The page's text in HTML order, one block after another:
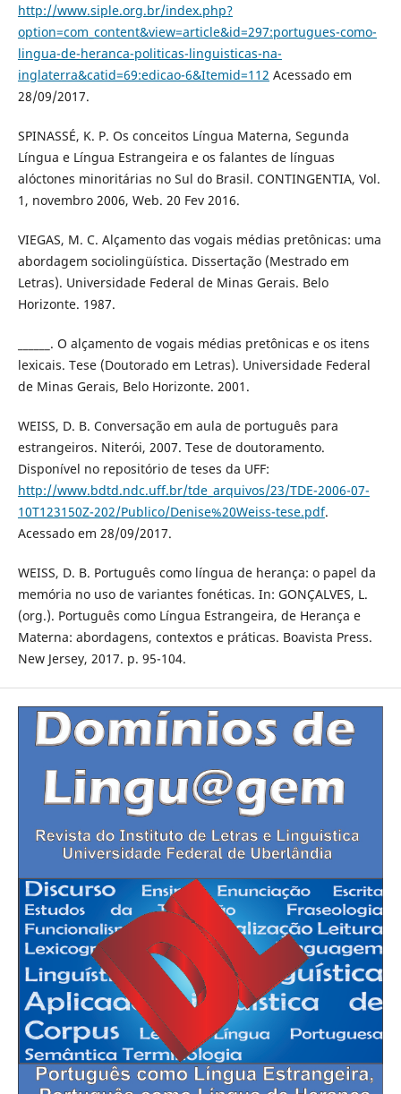
http://www.siple.org.br/index.php?
option=com_content&view=article&id=297:portugues-como-
lingua-de-heranca-politicas-linguisticas-na-
inglaterra&catid=69:edicao-6&Itemid=112 Acessado em
28/09/2017.
SPINASSÉ, K. P. Os conceitos Língua Materna, Segunda
Língua e Língua Estrangeira e os falantes de línguas
alóctones minoritárias no Sul do Brasil. CONTINGENTIA, Vol.
1, novembro 2006, Web. 20 Fev 2016.
VIEGAS, M. C. Alçamento das vogais médias pretônicas: uma
abordagem sociolingüística. Dissertação (Mestrado em
Letras). Universidade Federal de Minas Gerais. Belo
Horizonte. 1987.
______. O alçamento de vogais médias pretônicas e os itens
lexicais. Tese (Doutorado em Letras). Universidade Federal
de Minas Gerais, Belo Horizonte. 2001.
WEISS, D. B. Conversação em aula de português para
estrangeiros. Niterói, 2007. Tese de doutoramento.
Disponível no repositório de teses da UFF:
http://www.bdtd.ndc.uff.br/tde_arquivos/23/TDE-2006-07-
10T123150Z-202/Publico/Denise%20Weiss-tese.pdf.
Acessado em 28/09/2017.
WEISS, D. B. Português como língua de herança: o papel da
memória no uso de variantes fonéticas. In: GONÇALVES, L.
(org.). Português como Língua Estrangeira, de Herança e
Materna: abordagens, contextos e práticas. Boavista Press.
New Jersey, 2017. p. 95-104.